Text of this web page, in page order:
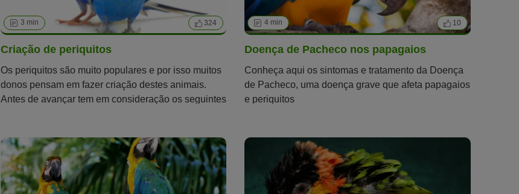
3 min 324
Criação de periquitos
Os periquitos são muito populares e por isso muitos
donos pensam em fazer criação destes animais.
Antes de avançar tem em consideração os seguintes
4 min 10
Doença de Pacheco nos papagaios
Conheça aqui os sintomas e tratamento da Doença
de Pacheco, uma doença grave que afeta papagaios
e periquitos